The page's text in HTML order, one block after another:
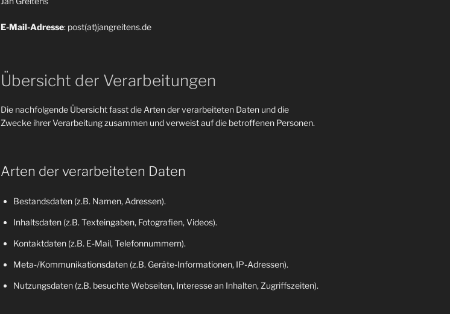
E-Mail-Adresse: post(at)jangreitens.de
Übersicht der Verarbeitungen
Die nachfolgende Übersicht fasst die Arten der verarbeiteten Daten und die
Zwecke ihrer Verarbeitung zusammen und verweist auf die betroffenen Personen.
Arten der verarbeiteten Daten
Bestandsdaten (z.B. Namen, Adressen).
Inhaltsdaten (z.B. Texteingaben, Fotografien, Videos).
Kontaktdaten (z.B. E-Mail, Telefonnummern).
Meta-/Kommunikationsdaten (z.B. Geräte-Informationen, IP-Adressen).
Nutzungsdaten (z.B. besuchte Webseiten, Interesse an Inhalten, Zugriffszeiten).